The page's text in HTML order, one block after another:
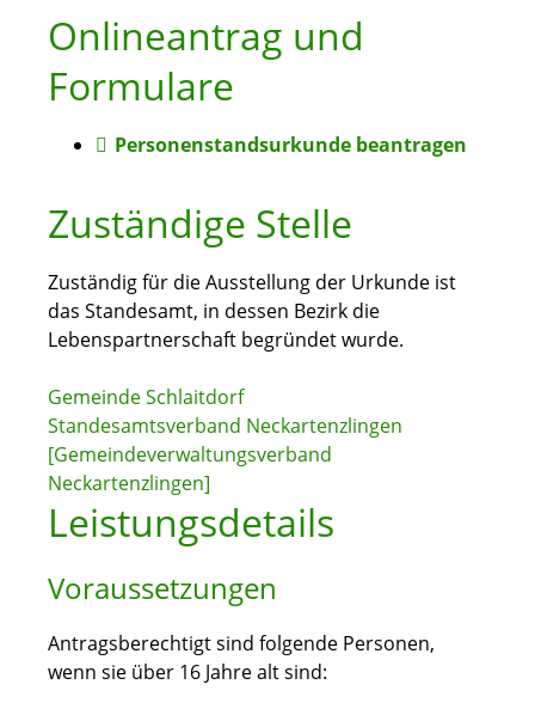
Onlineantrag und
Formulare
Personenstandsurkunde beantragen
Zuständige Stelle
Zuständig für die Ausstellung der Urkunde ist
das Standesamt, in dessen Bezirk die
Lebenspartnerschaft begründet wurde.
Gemeinde Schlaitdorf
Standesamtsverband Neckartenzlingen
[Gemeindeverwaltungsverband
Neckartenzlingen]
Leistungsdetails
Voraussetzungen
Antragsberechtigt sind folgende Personen,
wenn sie über 16 Jahre alt sind: